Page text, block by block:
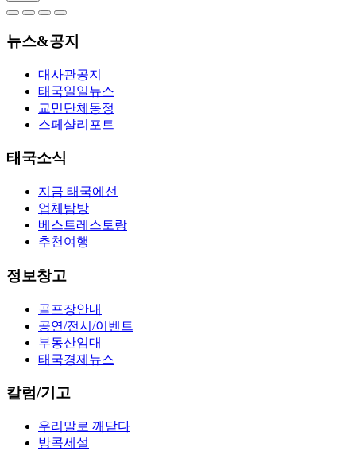
뉴스&공지
대사관공지
태국일일뉴스
교민단체동정
스페샬리포트
태국소식
지금 태국에선
업체탐방
베스트레스토랑
추천여행
정보창고
골프장안내
공연/전시/이벤트
부동산임대
태국경제뉴스
칼럼/기고
우리말로 깨닫다
방콕세설